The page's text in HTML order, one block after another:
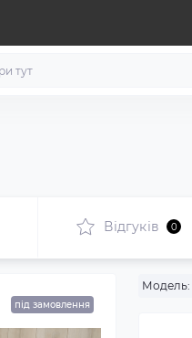
Відгуків 0
під замовлення
Модель: